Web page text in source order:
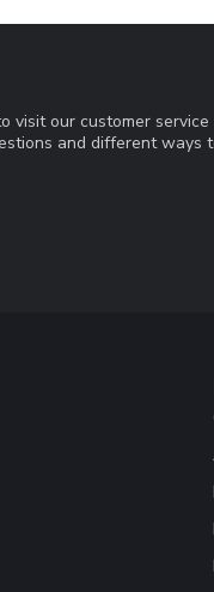
visit our customer service
and different ways